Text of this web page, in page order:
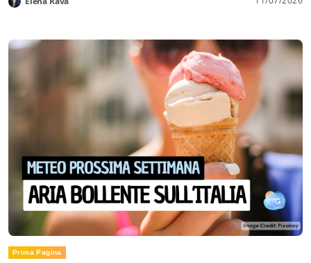
Prima Pagina